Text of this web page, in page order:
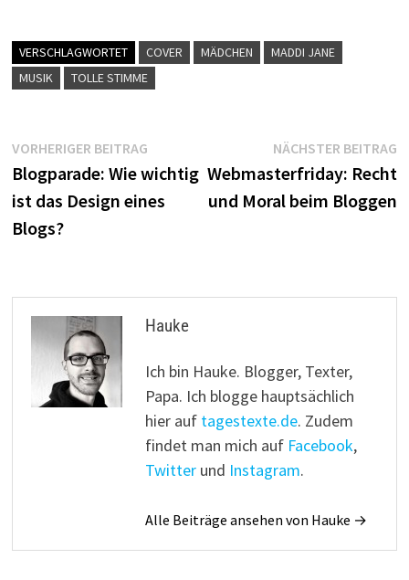
VERSCHLAGWORTET COVER MÄDCHEN
MADDI JANE
MUSIK
TOLLE STIMME
Beitragsnavigation
VORHERIGER BEITRAGVorheriger
Beitrag:
Blogparade: Wie wichtig
ist das Design eines
Blogs?
NÄCHSTER BEITRAG
Webmasterfriday: Recht
und Moral beim Bloggen
Hauke
Ich bin Hauke. Blogger, Texter,
Papa. Ich blogge hauptsächlich
hier auf tagestexte.de. Zudem
findet man mich auf Facebook,
Twitterund Instagram.
Alle Beiträge ansehen von Hauke →